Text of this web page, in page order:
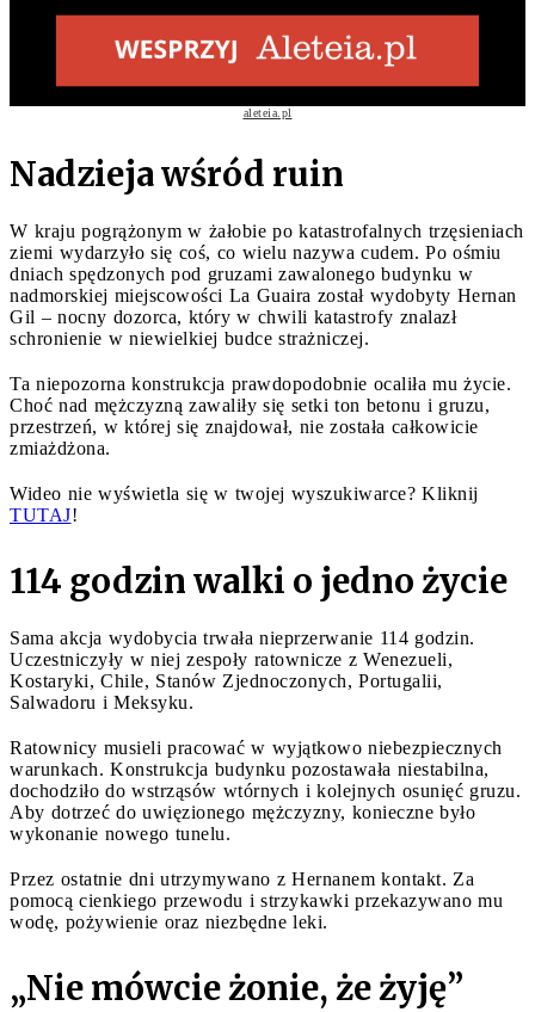
aleteia.pl
Nadzieja wśród ruin
W kraju pogrążonym w żałobie po katastrofalnych trzęsieniach
ziemi wydarzyło się coś, co wielu nazywa cudem. Po ośmiu
dniach spędzonych pod gruzami zawalonego budynku w
nadmorskiej miejscowości La Guaira został wydobyty Hernan
Gil – nocny dozorca, który w chwili katastrofy znalazł
schronienie w niewielkiej budce strażniczej.
Ta niepozorna konstrukcja prawdopodobnie ocaliła mu życie.
Choć nad mężczyzną zawaliły się setki ton betonu i gruzu,
przestrzeń, w której się znajdował, nie została całkowicie
zmiażdżona.
Wideo nie wyświetla się w twojej wyszukiwarce? Kliknij
TUTAJ!
114 godzin walki o jedno życie
Sama akcja wydobycia trwała nieprzerwanie 114 godzin.
Uczestniczyły w niej zespoły ratownicze z Wenezueli,
Kostaryki, Chile, Stanów Zjednoczonych, Portugalii,
Salwadoru i Meksyku.
Ratownicy musieli pracować w wyjątkowo niebezpiecznych
warunkach. Konstrukcja budynku pozostawała niestabilna,
dochodziło do wstrząsów wtórnych i kolejnych osunięć gruzu.
Aby dotrzeć do uwięzionego mężczyzny, konieczne było
wykonanie nowego tunelu.
Przez ostatnie dni utrzymywano z Hernanem kontakt. Za
pomocą cienkiego przewodu i strzykawki przekazywano mu
wodę, pożywienie oraz niezbędne leki.
„Nie mówcie żonie, że żyję”